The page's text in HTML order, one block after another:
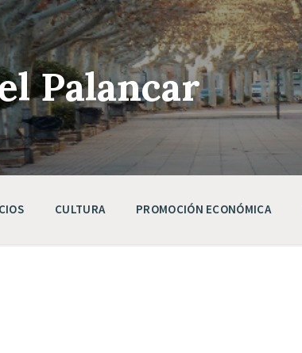
Palancar
CULTURA PROMOCIÓN ECONÓMICA